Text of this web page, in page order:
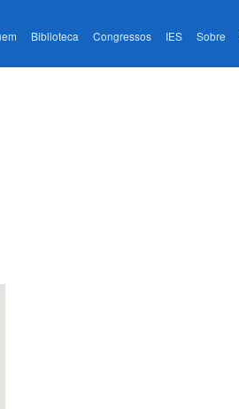
Biblioteca Congressos IES Sobre